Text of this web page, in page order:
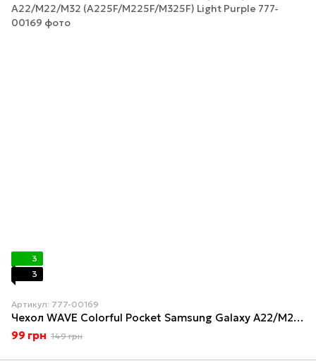
3
3
Артикул: 777-00169
Чехол WAVE Colorful Pocket Samsung Galaxy A22/M22/M32 (A225F/M225F/M325F) Light Purple
99 грн 149 грн